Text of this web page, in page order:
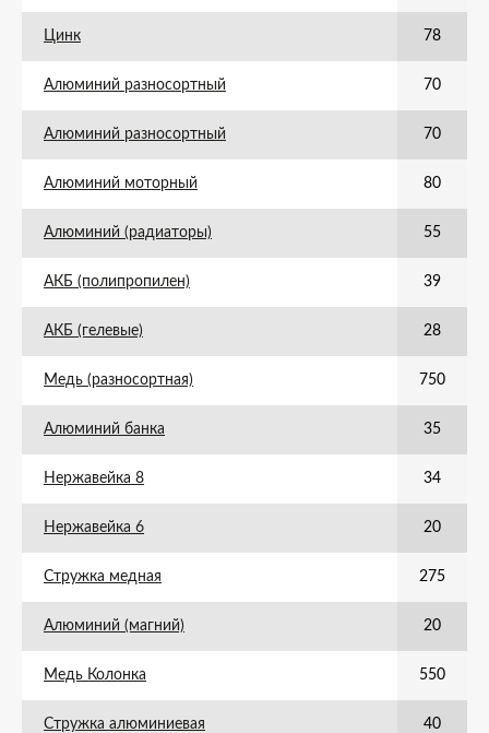
Цинк 78
Алюминий разносортный 70
Алюминий разносортный 70
Алюминий моторный 80
Алюминий (радиаторы) 55
АКБ (полипропилен) 39
АКБ (гелевые) 28
Медь (разносортная) 750
Алюминий банка 35
Нержавейка 8 34
Нержавейка 6 20
Стружка медная 275
Алюминий (магний) 20
Медь Колонка 550
Стружка алюминиевая 40